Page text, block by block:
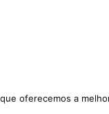
oferecemos a